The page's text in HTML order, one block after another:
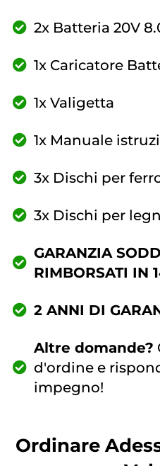
2x Batteria 20V
1x Caricatore
1x Valigetta
1x Manuale
3x Dischi per
3x Dischi per
GARANZIA
RIMBORSATI IN
2 ANNI DI
Altre domande?
d'ordine e
impegno!
Ordinare